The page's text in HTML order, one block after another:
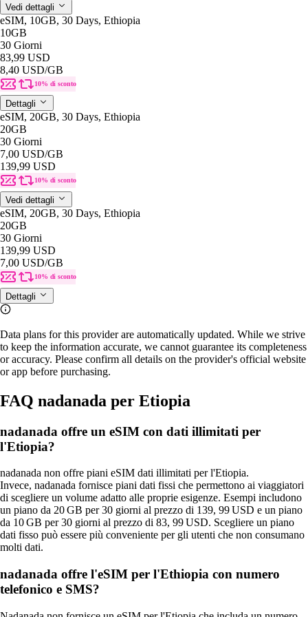
Vedi dettagli
eSIM, 10GB, 30 Days, Ethiopia
10GB
30 Giorni
83,99 USD
8,40 USD/GB
10% di sconto
Dettagli
eSIM, 20GB, 30 Days, Ethiopia
20GB
30 Giorni
7,00 USD/GB
139,99 USD
10% di sconto
Vedi dettagli
eSIM, 20GB, 30 Days, Ethiopia
20GB
30 Giorni
139,99 USD
7,00 USD/GB
10% di sconto
Dettagli
Data plans for this provider are automatically updated. While we strive
to keep the information accurate, we cannot guarantee its completeness
or accuracy. Please confirm all details on the provider's official website
or app before purchasing.
FAQ nadanada per Etiopia
nadanada offre un eSIM con dati illimitati per
l'Etiopia?
nadanada non offre piani eSIM dati illimitati per l'Etiopia.
Invece, nadanada fornisce piani dati fissi che permettono ai viaggiatori
di scegliere un volume adatto alle proprie esigenze. Esempi includono
un piano da 20 GB per 30 giorni al prezzo di 139, 99 USD e un piano
da 10 GB per 30 giorni al prezzo di 83, 99 USD. Scegliere un piano
dati fisso può essere più conveniente per gli utenti che non consumano
molti dati.
nadanada offre l'eSIM per l'Ethiopia con numero
telefonico e SMS?